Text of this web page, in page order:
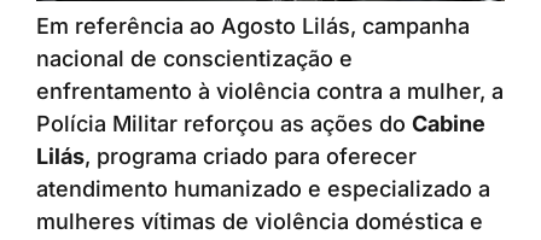
Em referência ao Agosto Lilás, campanha
nacional de conscientização e
enfrentamento à violência contra a mulher, a
Polícia Militar reforçou as ações do Cabine
Lilás, programa criado para oferecer
atendimento humanizado e especializado a
mulheres vítimas de violência doméstica e